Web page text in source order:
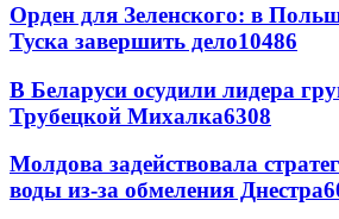
Орден для Зеленского: в
Туска завершить дело10486
В Беларуси осудили лидера
Трубецкой Михалка6308
Молдова задействовала
воды из-за обмеления Днестра